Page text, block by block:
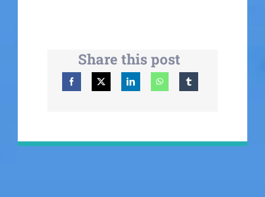
Share this post